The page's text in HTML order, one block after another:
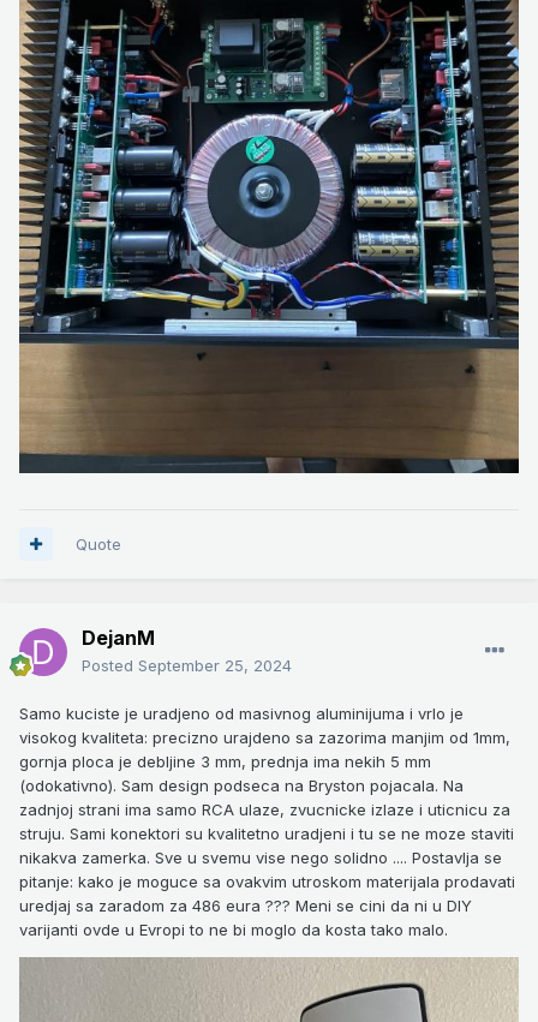
Quote
DejanM
Posted September 25, 2024
Samo kuciste je uradjeno od masivnog aluminijuma i vrlo je
visokog kvaliteta: precizno urajdeno sa zazorima manjim od 1mm,
gornja ploca je debljine 3 mm, prednja ima nekih 5 mm
(odokativno). Sam design podseca na Bryston pojacala. Na
zadnjoj strani ima samo RCA ulaze, zvucnicke izlaze i uticnicu za
struju. Sami konektori su kvalitetno uradjeni i tu se ne moze staviti
nikakva zamerka. Sve u svemu vise nego solidno .... Postavlja se
pitanje: kako je moguce sa ovakvim utroskom materijala prodavati
uredjaj sa zaradom za 486 eura ??? Meni se cini da ni u DIY
varijanti ovde u Evropi to ne bi moglo da kosta tako malo.